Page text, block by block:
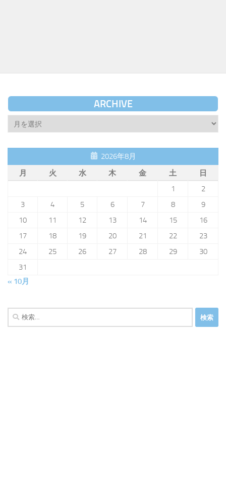
ARCHIVE
Archive
2026年8月
月
火 水 木 金 土
日
1
2
3
4 5 6 7 8
9
10
11 12 13 14 15
16
17
18 19 20 21 22
23
24
25 26 27 28 29
30
31
« 10月
検
索: